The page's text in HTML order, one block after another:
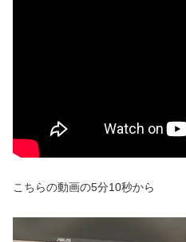
こちらの動画の5分10秒から